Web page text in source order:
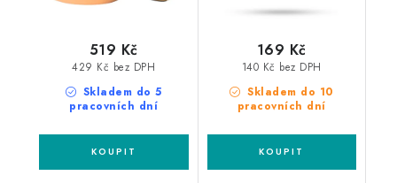
Skladem do 5
pracovních dní
429 Kč bez DPH
519 Kč
Skladem do 10
pracovních dní
140 Kč bez DPH
169 Kč